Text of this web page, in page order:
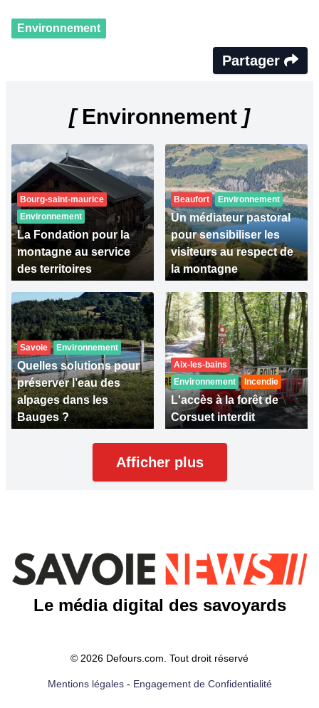
Environnement
Partager
[Environnement ]
Bourg-saint-maurice
Environnement
La Fondation pour la
montagne au service
des territoires
Beaufort Environnement
Un médiateur pastoral
pour sensibiliser les
visiteurs au respect de
la montagne
Savoie Environnement
Quelles solutions pour
préserver l’eau des
alpages dans les
Bauges ?
Aix-les-bains
Environnement
Incendie
L'accès à la forêt de
Corsuet interdit
Afficher plus
Le média digital des savoyards
© 2026 Defours.com. Tout droit réservé
Mentions légales- Engagement de Confidentialité